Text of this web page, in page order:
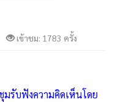
| เข้าชม: 1783 ครั้ง
มรับฟังความคิดเห็นโดย